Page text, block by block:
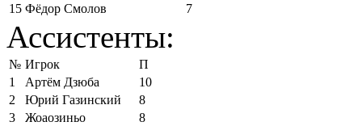
15 Фёдор Смолов 7
Ассистенты:
№ Игрок
П
1
Артём Дзюба
10
2
Юрий Газинский
8
3
Жоаозиньо
8